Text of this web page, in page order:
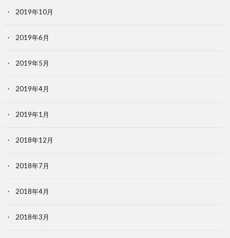
2019年10月
2019年6月
2019年5月
2019年4月
2019年1月
2018年12月
2018年7月
2018年4月
2018年3月